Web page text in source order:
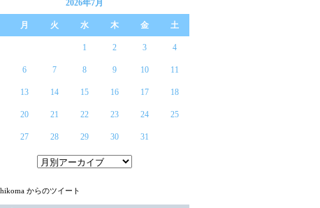
2026年7月
月 火 水 木 金 土
1 2 3 4
6 7 8 9 10 11
13 14 15 16 17 18
20 21 22 23 24 25
27 28 29 30 31
からのツイート